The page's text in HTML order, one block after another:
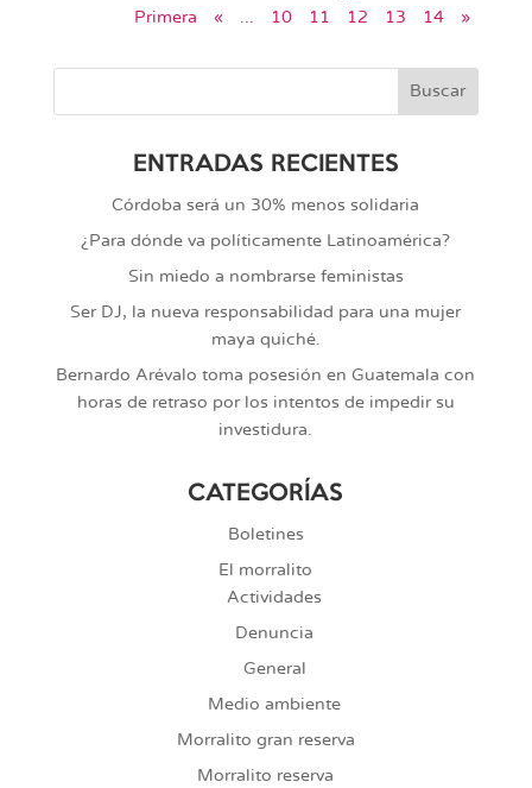
Primera
« ... 10 11 12 13 14 »
ENTRADAS RECIENTES
Córdoba será un 30% menos solidaria
¿Para dónde va políticamente Latinoamérica?
Sin miedo a nombrarse feministas
Ser DJ, la nueva responsabilidad para una mujer
maya quiché.
Bernardo Arévalo toma posesión en Guatemala con
horas de retraso por los intentos de impedir su
investidura.
CATEGORÍAS
Boletines
El morralito
Actividades
Denuncia
General
Medio ambiente
Morralito gran reserva
Morralito reserva